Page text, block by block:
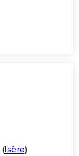
(Isère)